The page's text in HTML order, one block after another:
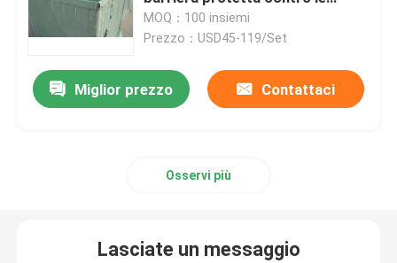
esplosioni di Hesco
MOQ：100 insiemi
Prezzo：USD45-119/Set
Miglior prezzo Contattaci
Osservi più
Lasciate un messaggio